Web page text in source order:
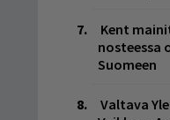
Kent
nosteessa
Suomeen
Valtava